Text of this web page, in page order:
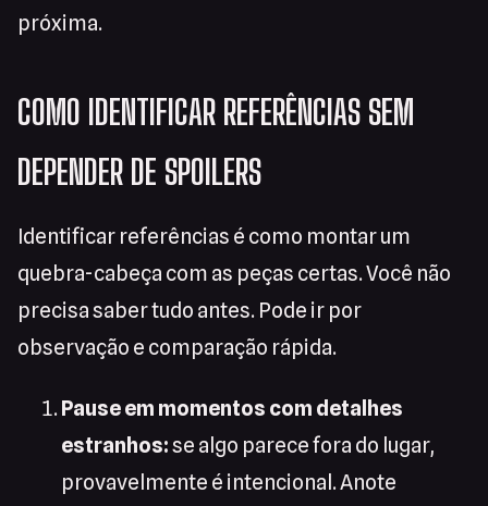
próxima.
COMO IDENTIFICAR REFERÊNCIAS SEM
DEPENDER DE SPOILERS
Identificar referências é como montar um
quebra-cabeça com as peças certas. Você não
precisa saber tudo antes. Pode ir por
observação e comparação rápida.
Pause em momentos com detalhes
estranhos:se algo parece fora do lugar,
provavelmente é intencional. Anote